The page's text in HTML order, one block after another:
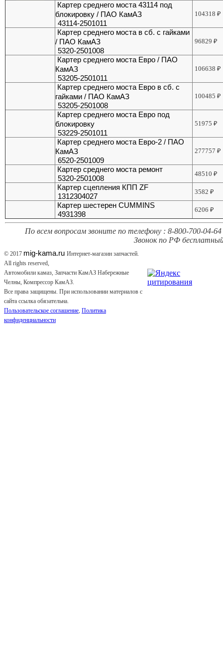
Картер среднего моста 43114 под
блокировку / ПАО КамАЗ
43114-2501011
104318₽
Картер среднего моста в сб. с гайками
/ ПАО КамАЗ
5320-2501008
96829₽
Картер среднего моста Евро / ПАО
КамАЗ
53205-2501011
106638₽
Картер среднего моста Евро в сб. с
гайками / ПАО КамАЗ
53205-2501008
100485₽
Картер среднего моста Евро под
блокировку
53229-2501011
51975₽
Картер среднего моста Евро-2 / ПАО
КамАЗ
6520-2501009
277757₽
Картер среднего моста ремонт
5320-2501008
48510₽
Картер сцепления КПП ZF
1312304027
3582₽
Картер шестерен CUMMINS
4931398
6206₽
По всем вопросам звоните по телефону : 8-800-700-04-64
Звонок по РФ
© 2017 mig-kama.ru Интернет-магазин запчастей.
All rights reserved,
Автомобили камаз, Запчасти КамАЗ Набережные
Челны, Компрессор КамАЗ.
Все права защищены. При использовании материалов с
сайта ссылка обязательна.
Пользовательское соглашение, Политика
конфиденциальности